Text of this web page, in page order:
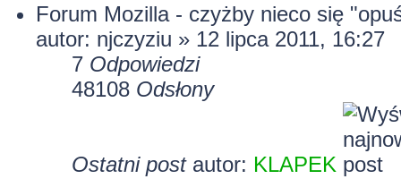
Forum Mozilla - czyżby nieco się
autor: njczyziu » 12 lipca 2011, 16:27
7 Odpowiedzi
48108 Odsłony
Ostatni post autor: KLAPEK